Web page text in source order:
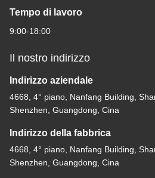
Tempo di lavoro
9:00-18:00
Il nostro indirizzo
Indirizzo aziendale
4668, 4° piano, Nanfang Building,
Shenzhen, Guangdong, Cina
Indirizzo della fabbrica
4668, 4° piano, Nanfang Building,
Shenzhen, Guangdong, Cina